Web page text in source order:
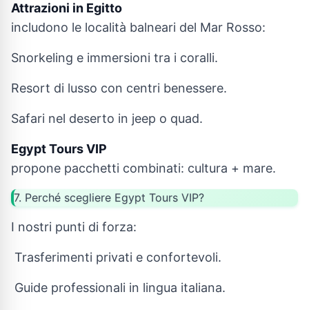
Attrazioni in Egitto
includono le località balneari del Mar Rosso:
Snorkeling e immersioni tra i coralli.
Resort di lusso con centri benessere.
Safari nel deserto in jeep o quad.
Egypt Tours VIP
propone pacchetti combinati: cultura + mare.
7. Perché scegliere Egypt Tours VIP?
I nostri punti di forza:
Trasferimenti privati e confortevoli.
Guide professionali in lingua italiana.